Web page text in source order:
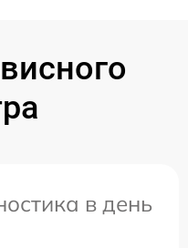
в день